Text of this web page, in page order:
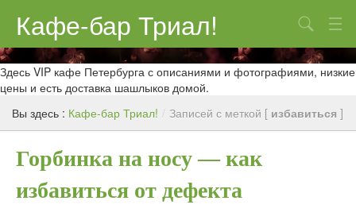
Кафе-бар Триал!
О нас
Меню
Контакты
Реклама
Поиск
Здесь VIP кафе Петербурга с описаниями и фотографиями, низкие
цены и есть доставка шашлыков домой.
Вы здесь : Кафе-бар Триал! / Записей с меткой [ избавиться ]
Горбинка на носу — как
избавиться от дефекта